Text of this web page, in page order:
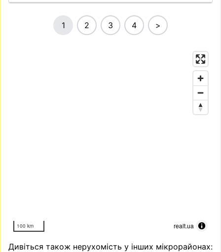
1 2 3 4 >
100 km realt.ua
Дивіться також нерухомість у інших мікрорайонах: